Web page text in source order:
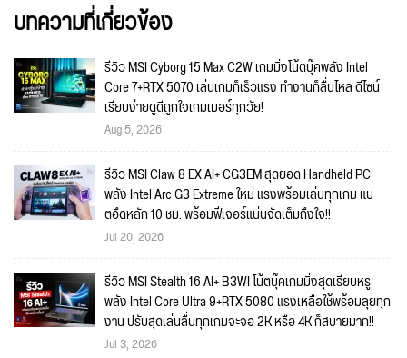
บทความที่เกี่ยวข้อง
รีวิว MSI Cyborg 15 Max C2W เกมมิ่งโน้ตบุ๊คพลัง Intel
Core 7+RTX 5070 เล่นเกมก็เร็วแรง ทำงานก็ลื่นไหล ดีไซน์
เรียบง่ายดูดีถูกใจเกมเมอร์ทุกวัย!
Aug 5, 2026
รีวิว MSI Claw 8 EX AI+ CG3EM สุดยอด Handheld PC
พลัง Intel Arc G3 Extreme ใหม่ แรงพร้อมเล่นทุกเกม แบ
ตอึดหลัก 10 ชม. พร้อมฟีเจอร์แน่นจัดเต็มถึงใจ!!
Jul 20, 2026
รีวิว MSI Stealth 16 AI+ B3WI โน้ตบุ๊คเกมมิ่งสุดเรียบหรู
พลัง Intel Core Ultra 9+RTX 5080 แรงเหลือใช้พร้อมลุยทุก
งาน ปรับสุดเล่นลื่นทุกเกมจะจอ 2K หรือ 4K ก็สบายมาก!!
Jul 3, 2026